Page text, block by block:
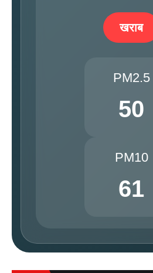
खराब
PM2.5
50
PM10
61